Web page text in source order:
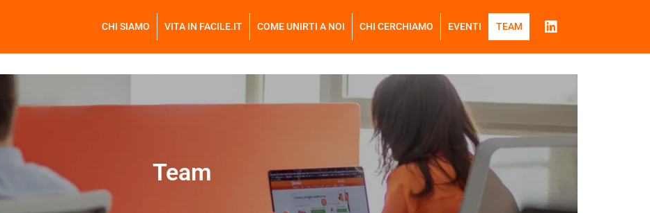
CHI SIAMO VITA IN FACILE.IT COME UNIRTI A NOI CHI CERCHIAMO EVENTI TEAM
Team